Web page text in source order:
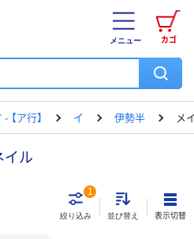
カゴ
メニュー
【ア行】 イ 伊勢半 メ
イル
絞り込み
1
並び替え 表示切替